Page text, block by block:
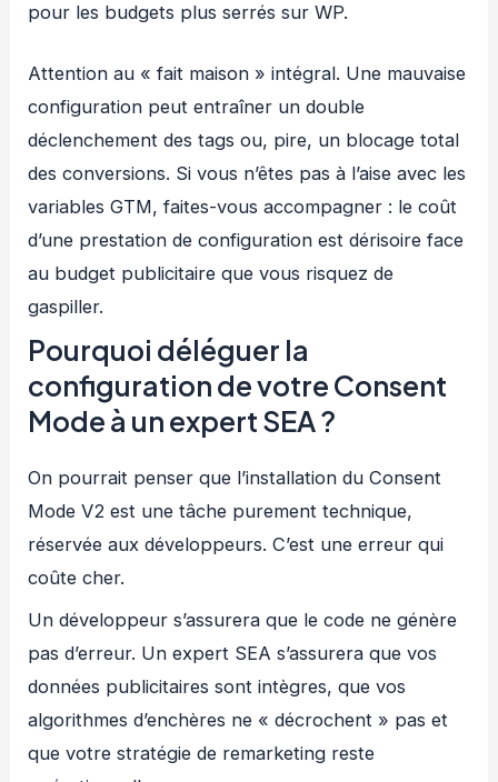
pour les budgets plus serrés sur WP.
Attention au « fait maison » intégral. Une mauvaise
configuration peut entraîner un double
déclenchement des tags ou, pire, un blocage total
des conversions. Si vous n’êtes pas à l’aise avec les
variables GTM, faites-vous accompagner : le coût
d’une prestation de configuration est dérisoire face
au budget publicitaire que vous risquez de
gaspiller.
Pourquoi déléguer la
configuration de votre Consent
Mode à un expert SEA ?
On pourrait penser que l’installation du Consent
Mode V2 est une tâche purement technique,
réservée aux développeurs. C’est une erreur qui
coûte cher.
Un développeur s’assurera que le code ne génère
pas d’erreur. Un expert SEA s’assurera que vos
données publicitaires sont intègres, que vos
algorithmes d’enchères ne « décrochent » pas et
que votre stratégie de remarketing reste